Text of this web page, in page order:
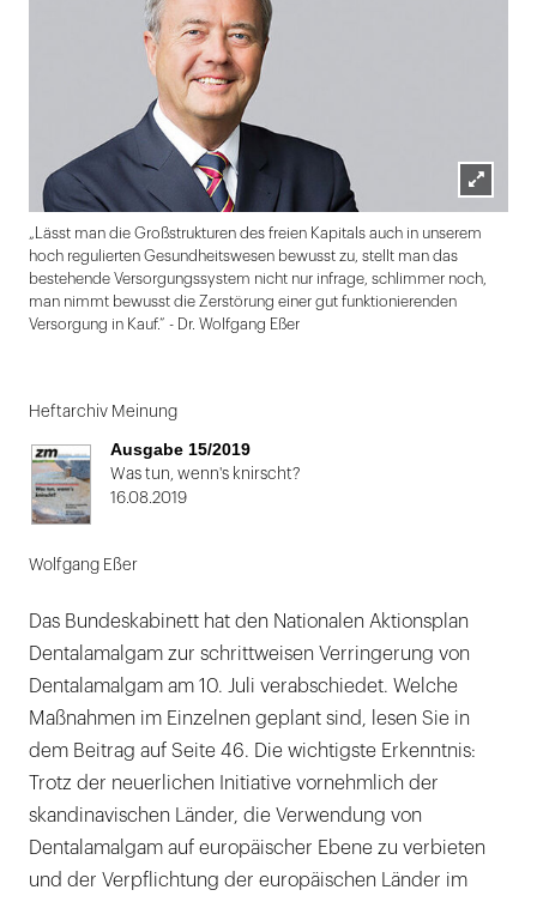
Lightbox
öffnen
„Lässt man die Großstrukturen des freien Kapitals auch in unserem
hoch regulierten Gesundheitswesen bewusst zu, stellt man das
bestehende Versorgungssystem nicht nur infrage, schlimmer noch,
man nimmt bewusst die Zerstörung einer gut funktionierenden
Versorgung in Kauf.“ - Dr. Wolfgang Eßer
1
von
2
Heftarchiv Meinung
Ausgabe 15/2019
Was tun, wenn's knirscht?
16.08.2019
Wolfgang Eßer
Das Bundeskabinett hat den Nationalen Aktionsplan
Dentalamalgam zur schrittweisen Verringerung von
Dentalamalgam am 10. Juli verabschiedet. Welche
Maßnahmen im Einzelnen geplant sind, lesen Sie in
dem Beitrag auf Seite 46. Die wichtigste Erkenntnis:
Trotz der neuerlichen Initiative vornehmlich der
skandinavischen Länder, die Verwendung von
Dentalamalgam auf europäischer Ebene zu verbieten
und der Verpflichtung der europäischen Länder im